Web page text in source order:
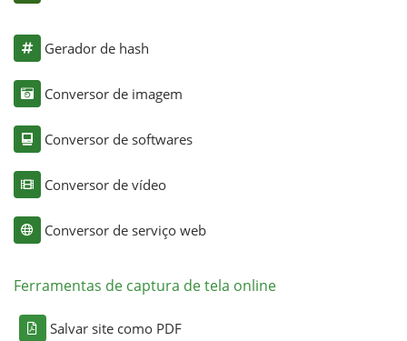
Gerador de hash
Conversor de imagem
Conversor de softwares
Conversor de vídeo
Conversor de serviço web
Ferramentas de captura de tela online
Salvar site como PDF